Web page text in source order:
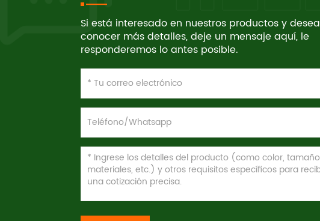
Si está interesado en nuestros productos y desea
conocer más detalles, deje un mensaje aquí, le
responderemos lo antes posible.